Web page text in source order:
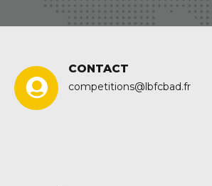
CONTACT
competitions@lbfcbad.fr